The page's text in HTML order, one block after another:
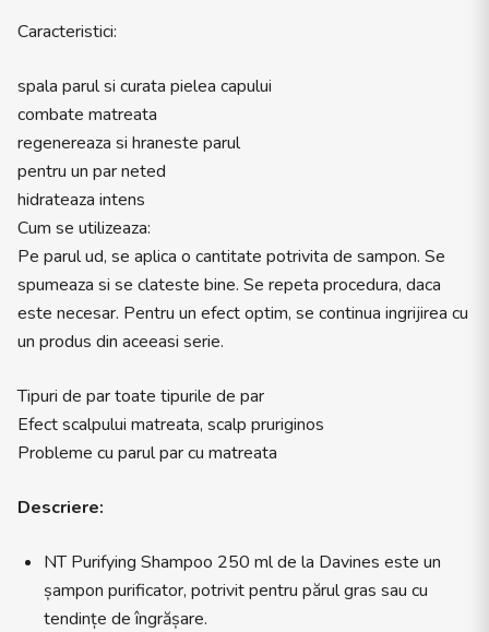
Caracteristici:
spala parul si curata pielea capului
combate matreata
regenereaza si hraneste parul
pentru un par neted
hidrateaza intens
Cum se utilizeaza:
Pe parul ud, se aplica o cantitate potrivita de sampon. Se
spumeaza si se clateste bine. Se repeta procedura, daca
este necesar. Pentru un efect optim, se continua ingrijirea cu
un produs din aceeasi serie.
Tipuri de par toate tipurile de par
Efect scalpului matreata, scalp pruriginos
Probleme cu parul par cu matreata
Descriere:
NT Purifying Shampoo 250 ml de la Davines este un
șampon purificator, potrivit pentru părul gras sau cu
tendințe de îngrășare.